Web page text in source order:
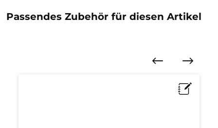
Passendes Zubehör für diesen Artikel